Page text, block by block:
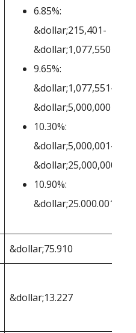
6.85%:
&dollar;215,401-
&dollar;1,077,550
9.65%:
&dollar;1,077,551-
&dollar;5,000,000
10.30%:
&dollar;5,000,001-
&dollar;25,000,000
10.90%:
&dollar;25.000.001
&dollar;75.910
&dollar;13.227